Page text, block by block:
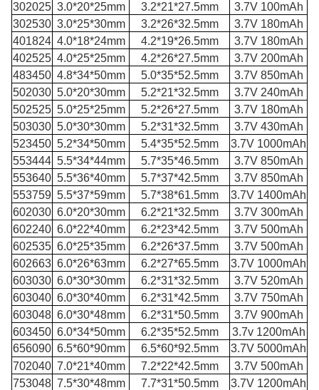
302025 3.0*20*25mm 3.2*21*27.5mm
3.7V 100mAh
302530 3.0*25*30mm 3.2*26*32.5mm
3.7V 180mAh
401824 4.0*18*24mm 4.2*19*26.5mm
3.7V 180mAh
402525 4.0*25*25mm 4.2*26*27.5mm
3.7V 200mAh
483450 4.8*34*50mm 5.0*35*52.5mm
3.7V 850mAh
502030 5.0*20*30mm 5.2*21*32.5mm
3.7V 240mAh
502525 5.0*25*25mm 5.2*26*27.5mm
3.7V 180mAh
503030 5.0*30*30mm 5.2*31*32.5mm
3.7V 430mAh
523450 5.2*34*50mm 5.4*35*52.5mm
3.7V 1000mAh
553444 5.5*34*44mm 5.7*35*46.5mm
3.7V 850mAh
553640 5.5*36*40mm 5.7*37*42.5mm
3.7V 850mAh
553759 5.5*37*59mm 5.7*38*61.5mm
3.7V 1400mAh
602030 6.0*20*30mm 6.2*21*32.5mm
3.7V 300mAh
602240 6.0*22*40mm 6.2*23*42.5mm
3.7V 500mAh
602535 6.0*25*35mm 6.2*26*37.5mm
3.7V 500mAh
602663 6.0*26*63mm 6.2*27*65.5mm
3.7V 1000mAh
603030 6.0*30*30mm 6.2*31*32.5mm
3.7V 520mAh
603040 6.0*30*40mm 6.2*31*42.5mm
3.7V 750mAh
603048 6.0*30*48mm 6.2*31*50.5mm
3.7V 900mAh
603450 6.0*34*50mm 6.2*35*52.5mm
3.7v 1200mAh
656090 6.5*60*90mm 6.5*60*92.5mm
3.7V 5000mAh
702040 7.0*21*40mm 7.2*22*42.5mm
3.7V 500mAh
753048 7.5*30*48mm 7.7*31*50.5mm
3.7V 1200mAh